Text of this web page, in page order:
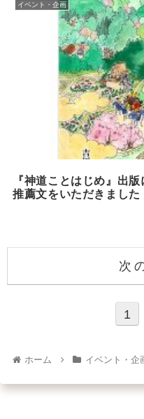
イベント・企画
『神道ことはじめ』出
推薦文をいただきました
次
1
ホーム イベント・企